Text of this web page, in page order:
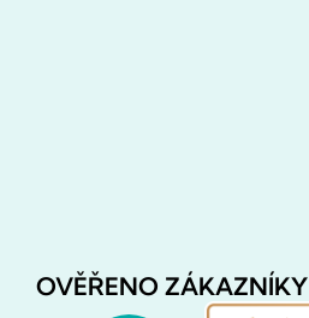
OVĚŘENO ZÁKAZNÍKY